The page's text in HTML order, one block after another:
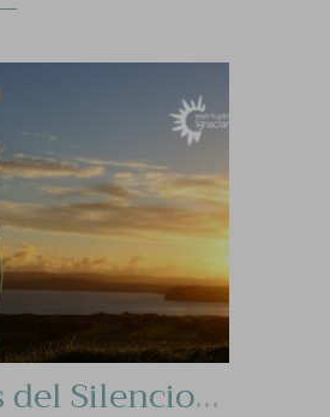
Retiros del Silencio- Ejercicios Ignacianos.